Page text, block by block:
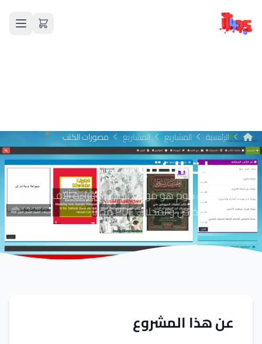
الرئيسية المشاريع المشاريع مصورات الكتب
مصورات الكتب
مصورات دوت كوم هو موقع تحميل وقراءة آلاف الكتب
والروايات والقصص والمجلات PDF مجانا.
عن هذا المشروع